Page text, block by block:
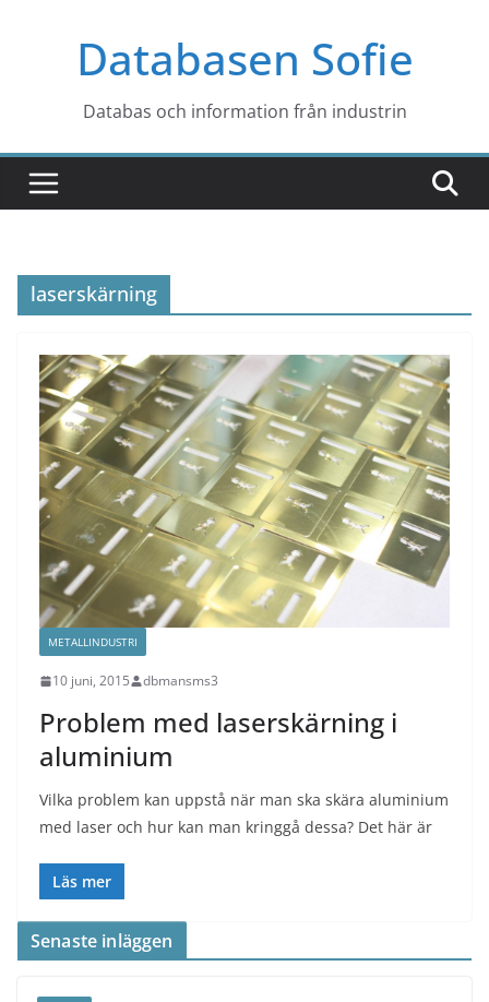
Databasen Sofie
Databas och information från industrin
laserskärning
METALLINDUSTRI
10 juni, 2015 dbmansms3
Problem med laserskärning i
aluminium
Vilka problem kan uppstå när man ska skära aluminium
med laser och hur kan man kringgå dessa? Det här är
Läs mer
Senaste inläggen